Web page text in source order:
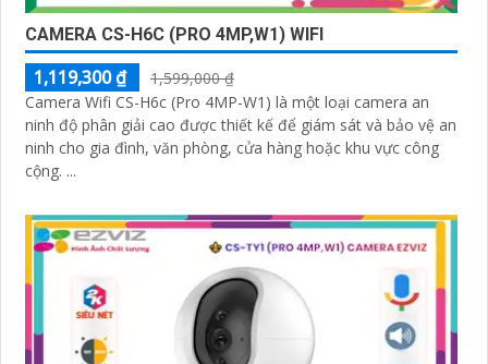
CAMERA CS-H6C (PRO 4MP,W1) WIFI
1,119,300 ₫
1,599,000 ₫
Camera Wifi CS-H6c (Pro 4MP-W1) là một loại camera an
ninh độ phân giải cao được thiết kế để giám sát và bảo vệ an
ninh cho gia đình, văn phòng, cửa hàng hoặc khu vực công
cộng. ...